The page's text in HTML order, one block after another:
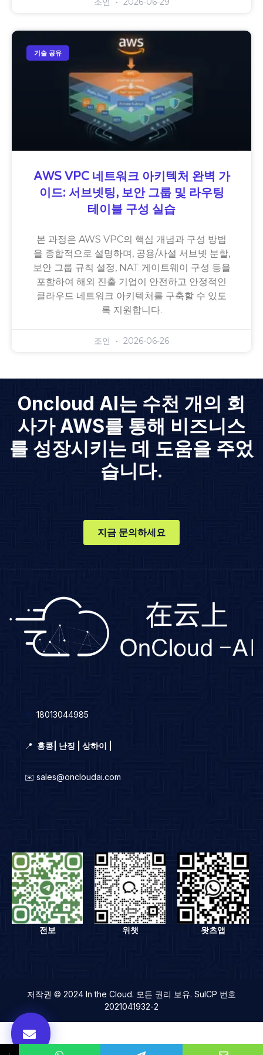
기술 공유
AWS VPC 네트워크 아키텍처 완벽 가
이드: 서브넷팅, 보안 그룹 및 라우팅
테이블 구성 실습
본 과정은 AWS VPC의 핵심 개념과 구성 방법
을 종합적으로 설명하며, 공용/사설 서브넷 분할,
보안 그룹 규칙 설정, NAT 게이트웨이 구성 등을
포함하여 해외 진출 기업이 안전하고 안정적인
클라우드 네트워크 아키텍처를 구축할 수 있도
록 지원합니다.
조언 2026-06-26
Oncloud AI는 수천 개의 회
사가 AWS를 통해 비즈니스
를 성장시키는 데 도움을 주었
습니다.
지금 문의하세요
18013044985
📍 홍콩 난징 | 상하이 |
✉️ sales@oncloudai.com
전보 위챗 왓츠앱
저작권 © 2024 In the Cloud. 모든 권리 보유. SuICP 번호
2021041932-2